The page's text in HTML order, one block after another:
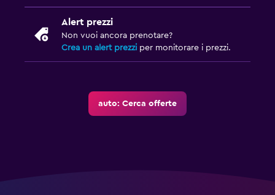
Alert prezzi
Non vuoi ancora prenotare?
Crea un alert prezzi per monitorare i prezzi.
auto: Cerca offerte